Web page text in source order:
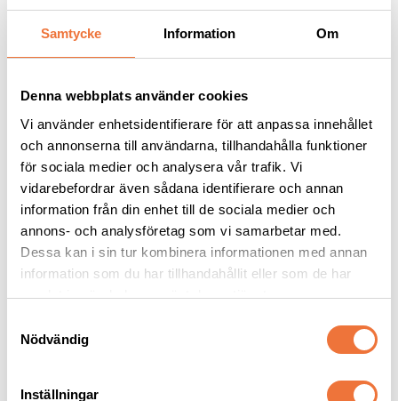
Samtycke Information Om
Denna webbplats använder cookies
Vi använder enhetsidentifierare för att anpassa innehållet
och annonserna till användarna, tillhandahålla funktioner
för sociala medier och analysera vår trafik. Vi
vidarebefordrar även sådana identifierare och annan
information från din enhet till de sociala medier och
annons- och analysföretag som vi samarbetar med.
Dessa kan i sin tur kombinera informationen med annan
information som du har tillhandahållit eller som de har
samlat in när du har använt deras tjänster.
Nödvändig
Inställningar
Andra köpte även
Snap on-skär - Lämnar 0,2 mm